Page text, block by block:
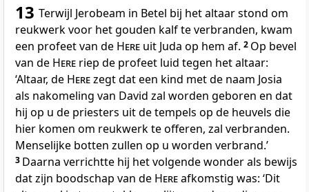
13 Terwijl Jerobeam in Betel bij het altaar stond om
reukwerk voor het gouden kalf te verbranden, kwam
een profeet van de Here uit Juda op hem af. 2 Op bevel
van de Here riep de profeet luid tegen het altaar:
‘Altaar, de Herezegt dat een kind met de naam Josia
als nakomeling van David zal worden geboren en dat
hij op u de priesters uit de tempels op de heuvels die
hier komen om reukwerk te offeren, zal verbranden.
Menselijke botten zullen op u worden verbrand.’
3 Daarna verrichtte hij het volgende wonder als bewijs
dat zijn boodschap van de Hereafkomstig was: ‘Dit